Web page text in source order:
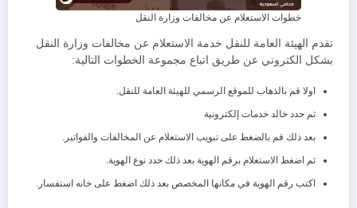
خطوات الاستعلام عن مخالفات وزارة النقل
تقدم الهيئة العامة للنقل خدمة الاستعلام عن مخالفات وزارة النقل
بشكل الكتروني عن طريق اتباع مجموعة الخطوات التالية:
اولا قم بالذهاب للموقع الرسمي للهيئة العامة للنقل.
ثم حدد خالد خدمات إلكترونية
بعد ذلك قم بالضغط على تبويب الاستعلام عن المخالفات والفواتير.
ثم اضغط الاستعلام برقم الهوية بعد ذلك حدد نوع الهوية.
اكتب رقم الهوية في مكانها المخصص بعد ذلك اضغط على خانه استفسار.